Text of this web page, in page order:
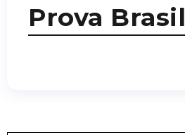
Prova Brasil